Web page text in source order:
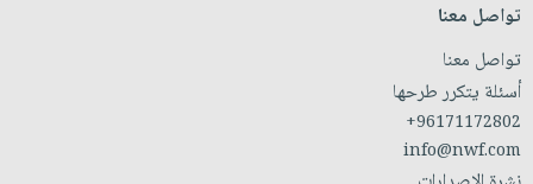
تواصل معنا
تواصل معنا
أسئلة يتكرر طرحها
+96171172802
info@nwf.com